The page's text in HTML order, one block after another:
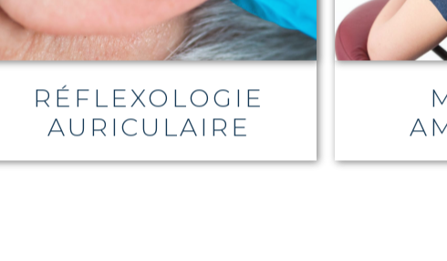
RÉFLEXOLOGIE
AURICULAIRE